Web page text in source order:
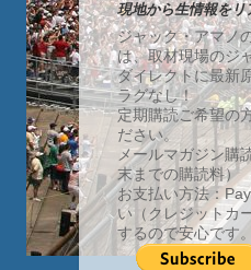
現地から生情報をリ
ジャック・アマノ
は、取材現場のジ
ダイレクトに最新
ラグなし！
定期購読ご希望の
ださい。
メールマガジン購
末までの購読料）
お支払い方法：
い（クレジットカ
するので安心です。